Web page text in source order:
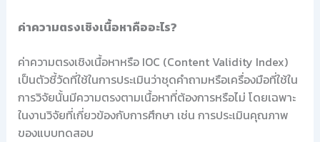
ค่าความตรงเชิงเนื้อหาคืออะไร?
ค่าความตรงเชิงเนื้อหาหรือ IOC (Content Validity Index)
เป็นตัวชี้วัดที่ใช้ในการประเมินว่าชุดคำถามหรือเครื่องมือที่ใช้ใน
การวิจัยนั้นมีความตรงตามเนื้อหาที่ต้องการหรือไม่ โดยเฉพาะ
ในงานวิจัยที่เกี่ยวข้องกับการศึกษา เช่น การประเมินคุณภาพ
ของแบบทดสอบ